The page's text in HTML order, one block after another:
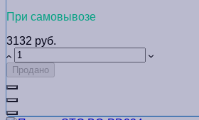
При самовывозе
3132 руб.
Продано